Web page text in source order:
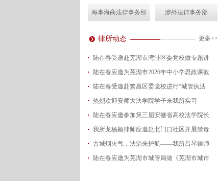
海事海商法律事务部 涉外法律事务部
律所动态 更多>>
陆在春受邀赴芜湖市湾沚区委党校做专题讲
2026-08-04
陆在春应邀为芜湖市2026年中小学思政课教
2026-07-24
陆在春受邀赴繁昌区委党校进行“城管执法
2026-07-15
热烈欢迎安师大法学院学子来我所实习
2026-07-01
陆在春应邀参加第三届安徽省高校法学院长
2026-06-29
我所龙杨颖律师应邀赴北门口社区开展禁毒
2026-06-18
古城烟火气，法治来护航——我所吕琴律师
2026-05-21
陆在春应邀为芜湖市城管局做《芜湖市城市